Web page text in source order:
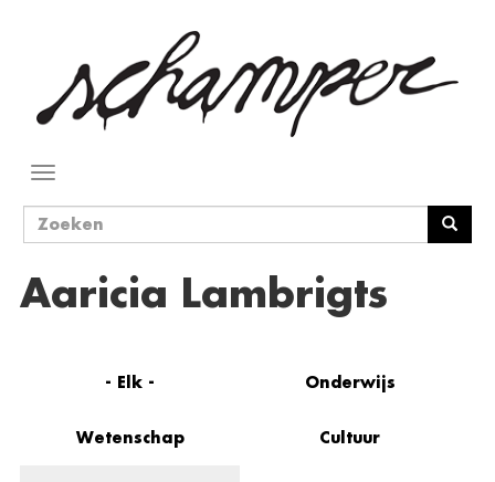
inhoud
Navigatie
Zoekveld
Aaricia Lambrigts
- Elk - Onderwijs
Wetenschap Cultuur